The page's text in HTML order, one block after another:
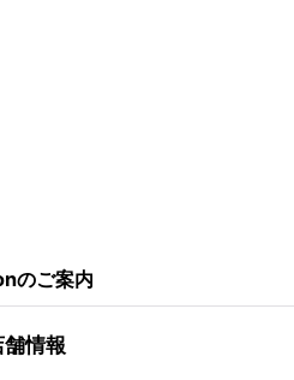
のご案内
舗情報